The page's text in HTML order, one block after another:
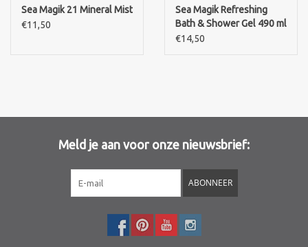
Sea Magik 21 Mineral Mist
€11,50
Sea Magik Refreshing
Bath & Shower Gel 490 ml
€14,50
Meld je aan voor onze nieuwsbrief:
ABONNEER